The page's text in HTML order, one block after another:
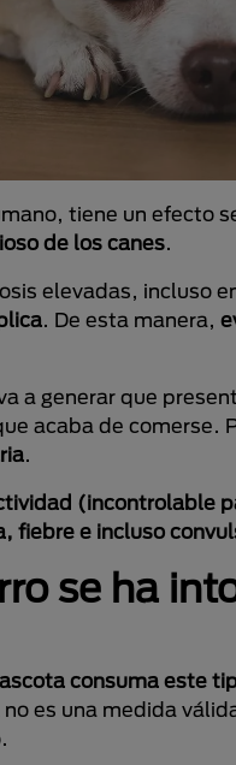
tiene un efecto
de los canes.
elevadas, incluso
. De esta manera,
a generar que
acaba de comerse.
.
(incontrolable
fiebre e incluso
se ha
consuma este
es una medida